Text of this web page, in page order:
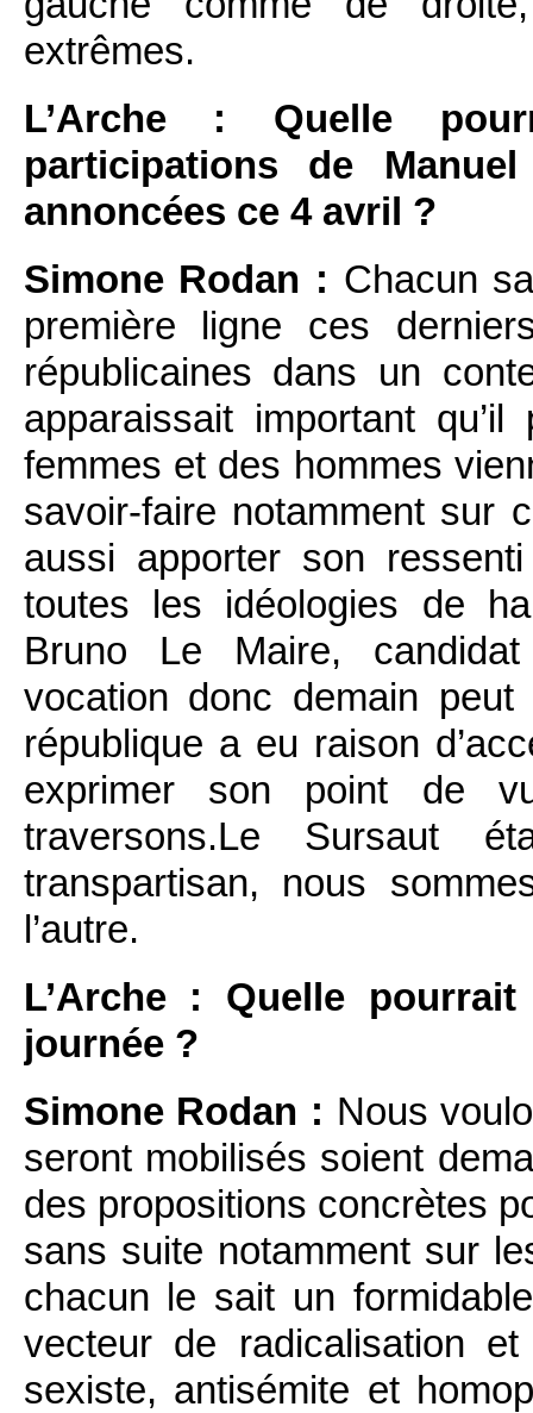
extrêmes.
L’Arche : Quelle
participations de
annoncées ce 4 avril ?
Simone Rodan : Chacun
première ligne ces
républicaines dans un
apparaissait important
femmes et des hommes
savoir-faire notamment sur
aussi apporter son
toutes les idéologies de
Bruno Le Maire,
vocation donc demain
république a eu raison
exprimer son point de
traversons.Le Sursaut
transpartisan, nous
l’autre.
L’Arche : Quelle
journée ?
Simone Rodan : Nous
seront mobilisés soient
des propositions concrètes
sans suite notamment sur
chacun le sait un
vecteur de radicalisation
sexiste, antisémite et